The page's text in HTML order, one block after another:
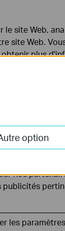
et de
séries de
du switch non
lorsqu'il est
le PC est
option
le site Web,
site Web.
plus
ne peuvent
notre site
nos
publicités
les paramètres